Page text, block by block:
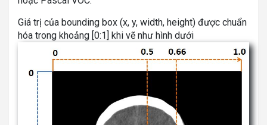
Giá trị của bounding box (x, y, width, height) được chuẩn
hóa trong khoảng [0:1] khi vẽ như hình dưới